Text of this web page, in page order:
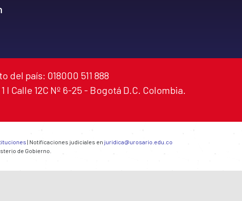
del país: 018000 511 888
Calle 12C Nº 6-25 - Bogotá D.C. Colombia.
| Notificaciones judiciales en juridica@urosario.edu.co
de Gobierno.